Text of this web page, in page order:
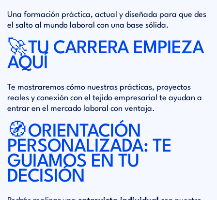
Una formación práctica, actual y diseñada para que des
el salto al mundo laboral con una base sólida.
🚀TU CARRERA EMPIEZA
AQUÍ
Te mostraremos cómo nuestras prácticas, proyectos
reales y conexión con el tejido empresarial te ayudan a
entrar en el mercado laboral con ventaja.
🧭ORIENTACIÓN
PERSONALIZADA: TE
GUIAMOS EN TU
DECISIÓN